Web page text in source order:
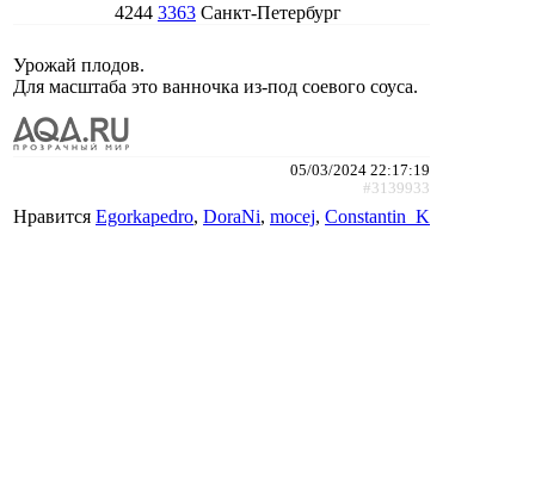
4244 3363 Санкт-Петербург
Урожай плодов.
Для масштаба это ванночка из-под соевого соуса.
05/03/2024 22:17:19
#3139933
Нравится Egorkapedro, DoraNi, mocej, Constantin_K